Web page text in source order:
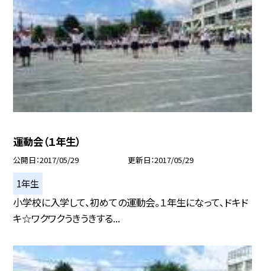
運動会（１年生）
公開日 2017/05/29 更新日 2017/05/29
1年生
小学校に入学して、初めての運動会。１年生になって、ドキド
キ☆ワクワクうきうきする...